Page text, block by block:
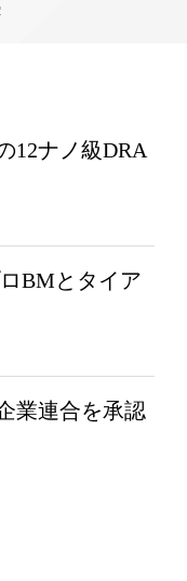
12ナノ級DRA
BMとタイア
業連合を承認